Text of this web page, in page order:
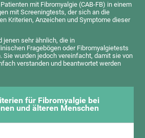
mit Fibromyalgie (CAB-FB) in einem
mit Screeningtests, der sich an die
Kriterien, Anzeichen und Symptome dieser
jenen sehr ähnlich, die in
Fragebögen oder Fibromyalgietests
Sie wurden jedoch vereinfacht, damit sie von
verstanden und beantwortet werden
für Fibromyalgie bei
und älteren Menschen